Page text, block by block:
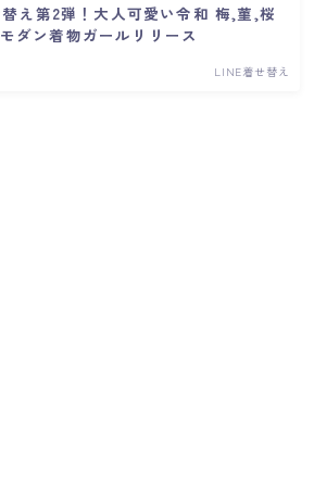
え第2弾！大人可愛い令和 梅,菫,桜
ダン着物ガールリリース
LINE着せ替え